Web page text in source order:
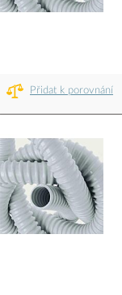
Přidat k porovnání